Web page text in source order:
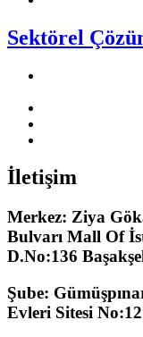
Sektörel
İletişim
Merkez: Ziya
Bulvarı Mall Of
D.No:136
Şube:
Evleri Sitesi